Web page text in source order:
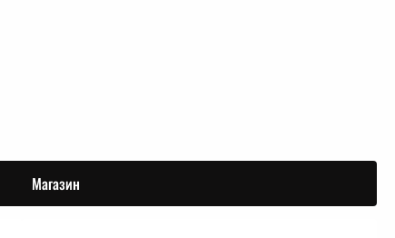
Магазин